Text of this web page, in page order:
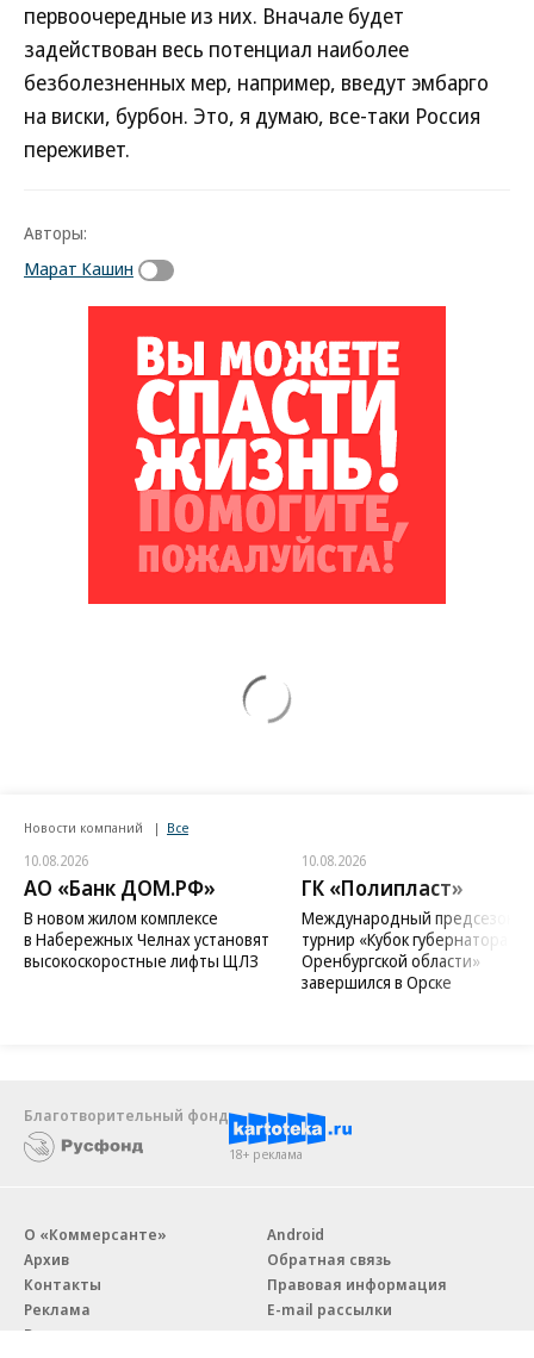
первоочередные из них. Вначале будет
задействован весь потенциал наиболее
безболезненных мер, например, введут эмбарго
на виски, бурбон. Это, я думаю, все-таки Россия
переживет.
Авторы:
Марат Кашин
Новости компаний Все
10.08.2026
АО «Банк ДОМ.РФ»
В новом жилом комплексе
в Набережных Челнах установят
высокоскоростные лифты ЩЛЗ
10.08.2026
ГК «Полипласт»
Международный
турнир «Кубок губернатора
Оренбургской области»
завершился в Орске
Благотворительный фонд
18+ реклама
О «Коммерсанте»
Архив
Контакты
Реклама
Вакансии
Android
Обратная связь
Правовая информация
E-mail рассылки